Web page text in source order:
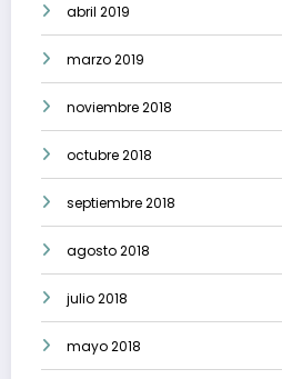
abril 2019
marzo 2019
noviembre 2018
octubre 2018
septiembre 2018
agosto 2018
julio 2018
mayo 2018